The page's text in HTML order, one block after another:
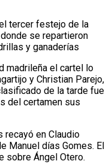
tercer festejo de la
se repartieron
y ganaderías
madrileña el cartel lo
y Christian Parejo,
de la tarde fue
del certamen sus
recayó en Claudio
Manuel días Gomes. El
sobre Ángel Otero.